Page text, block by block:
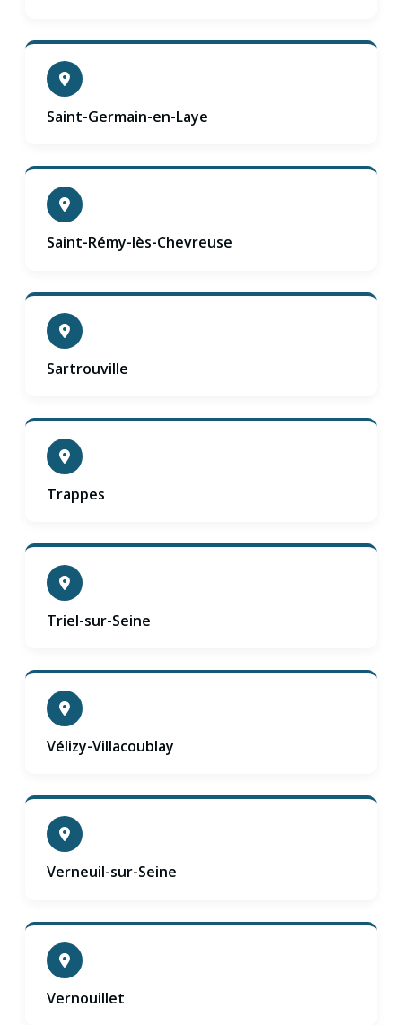
Saint-Germain-en-Laye
Saint-Rémy-lès-Chevreuse
Sartrouville
Trappes
Triel-sur-Seine
Vélizy-Villacoublay
Verneuil-sur-Seine
Vernouillet